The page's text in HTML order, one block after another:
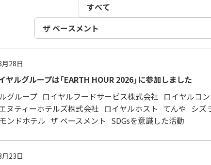
28日
ヤルグループは「EARTH HOUR 2026」に参加しました
グループ ロイヤルフードサービス株式会社 ロイヤルコ
ヌティーホテルズ株式会社 ロイヤルホスト てんや シズ
ンドホテル ザ ベースメント SDGsを意識した活動
23日